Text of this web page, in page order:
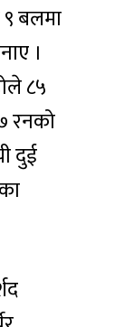
बलमा
।
८५
रनको
दुई